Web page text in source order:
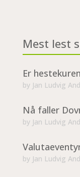
Mest lest
Er
by Jan Ludvig
Nå faller
by Jan Ludvig
by Jan Ludvig